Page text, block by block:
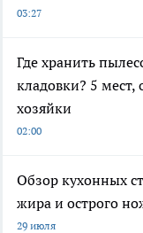
03:27
Где хранить
кладовки? 5 мест,
хозяйки
02:00
Обзор кухонных
жира и острого
29 июля